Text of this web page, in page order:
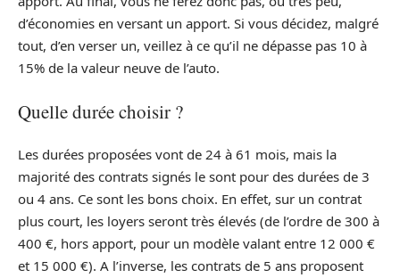
d’économies en versant un apport. Si vous décidez, malgré
tout, d’en verser un, veillez à ce qu’il ne dépasse pas 10 à
15% de la valeur neuve de l’auto.
Quelle durée choisir ?
Les durées proposées vont de 24 à 61 mois, mais la
majorité des contrats signés le sont pour des durées de 3
ou 4 ans. Ce sont les bons choix. En effet, sur un contrat
plus court, les loyers seront très élevés (de l’ordre de 300 à
400 €, hors apport, pour un modèle valant entre 12 000 €
et 15 000 €). A l’inverse, les contrats de 5 ans proposent